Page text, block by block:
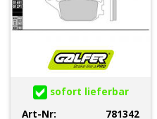
sofort lieferbar
Art-Nr:
781342